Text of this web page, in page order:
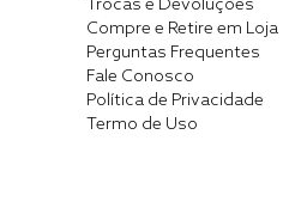
Trocas e Devoluções
Compre e Retire em Loja
Perguntas Frequentes
Fale Conosco
Política de Privacidade
Termo de Uso